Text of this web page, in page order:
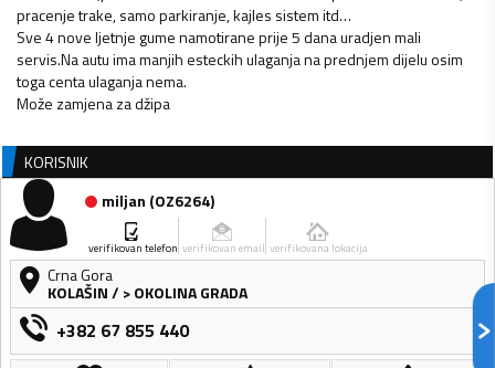
pracenje trake, samo parkiranje, kajles sistem itd…
Sve 4 nove ljetnje gume namotirane prije 5 dana uradjen mali
servis.Na autu ima manjih esteckih ulaganja na prednjem dijelu osim
toga centa ulaganja nema.
Može zamjena za džipa
KORISNIK
miljan (OZ6264)
verifikovan telefon verifikovan email verifikovana lokacija
Crna Gora
KOLAŠIN/ > OKOLINA GRADA
+382 67 855 440